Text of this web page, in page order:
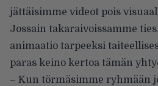
jättäisimme videot pois
Jossain takaraivoissamme
animaatio tarpeeksi
paras keino kertoa tämän
– Kun törmäsimme ryhmään